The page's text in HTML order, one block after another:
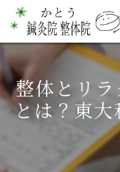
整体とリ
とは？東